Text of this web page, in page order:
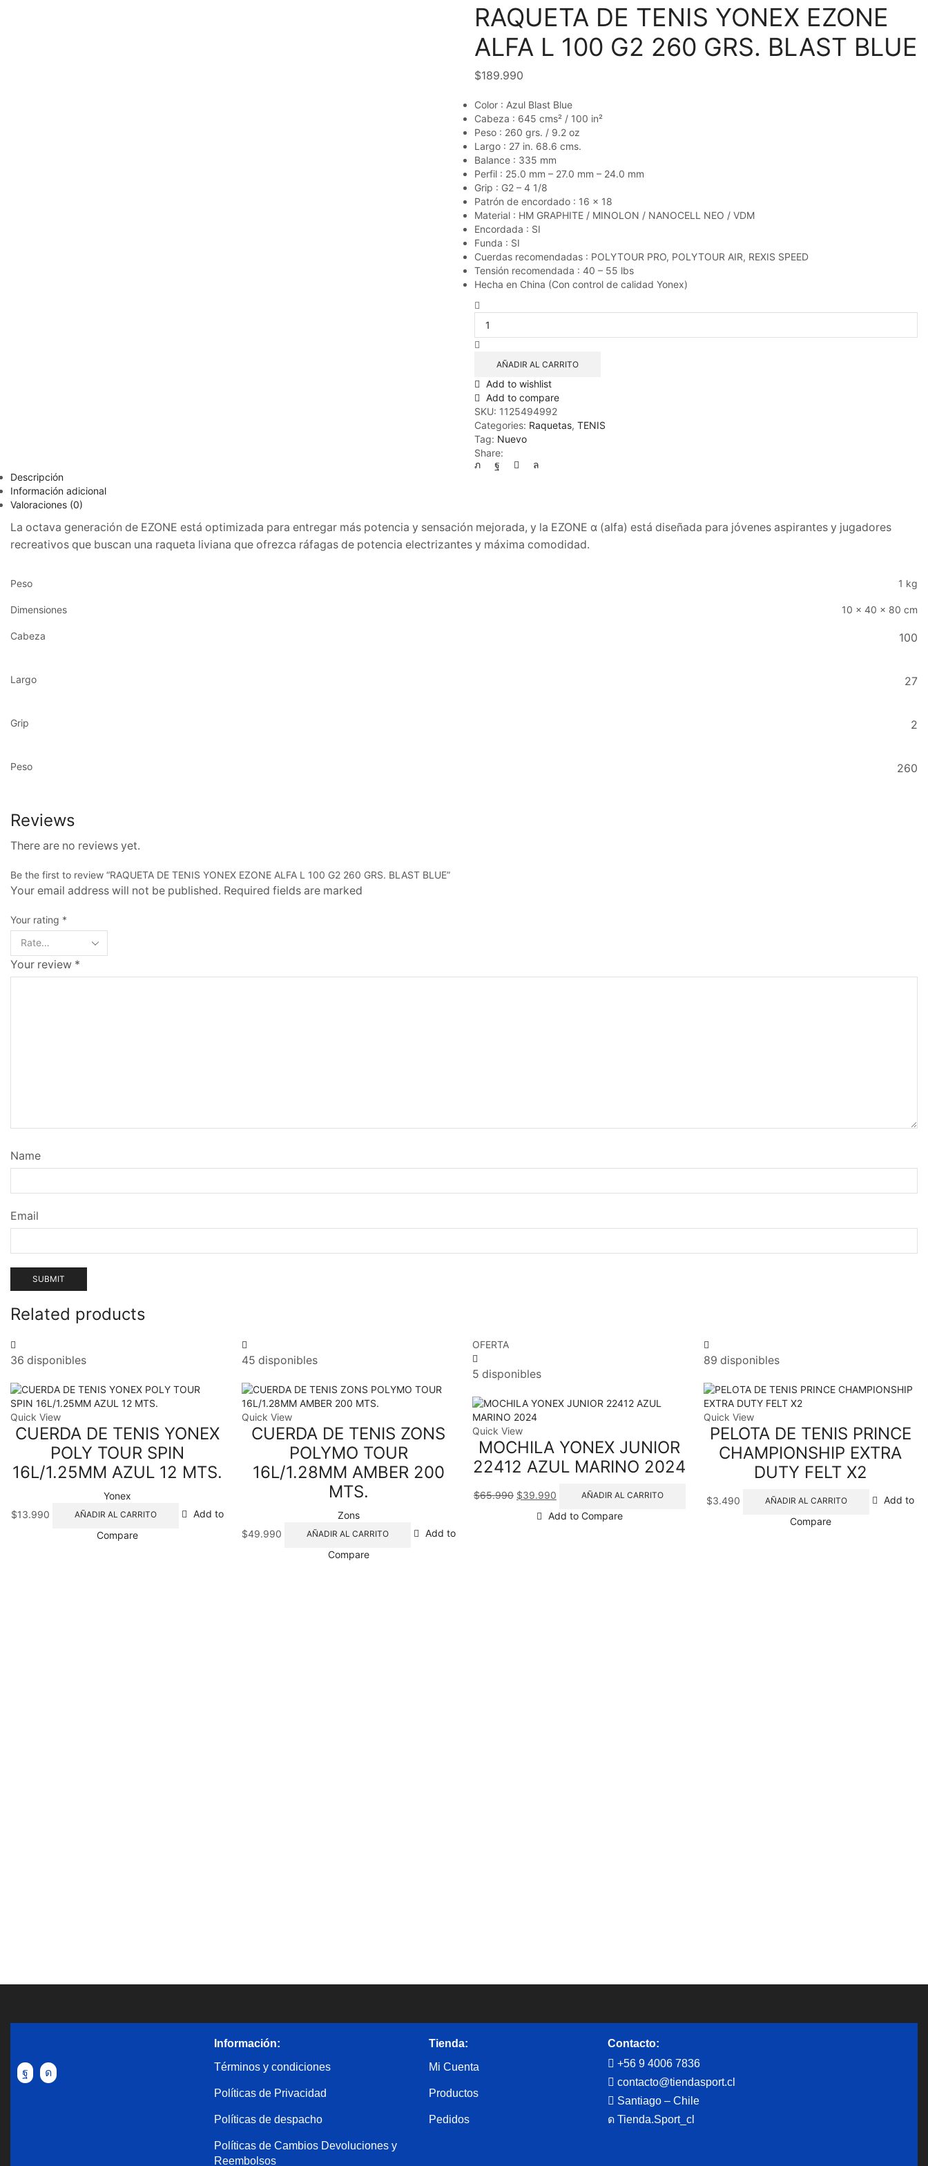
RAQUETA DE TENIS YONEX EZONE
ALFA L 100 G2 260 GRS. BLAST BLUE
$189.990
Color : Azul Blast Blue
Cabeza : 645 cms² / 100 in²
Peso : 260 grs. / 9.2 oz
Largo : 27 in. 68.6 cms.
Balance : 335 mm
Perfil : 25.0 mm – 27.0 mm – 24.0 mm
Grip : G2 – 4 1/8
Patrón de encordado : 16 x 18
Material : HM GRAPHITE / MINOLON / NANOCELL NEO / VDM
Encordada : SI
Funda : SI
Cuerdas recomendadas : POLYTOUR PRO, POLYTOUR AIR, REXIS SPEED
Tensión recomendada : 40 – 55 lbs
Hecha en China (Con control de calidad Yonex)
AÑADIR AL CARRITO
Add to wishlist
Add to compare
SKU: 1125494992
Categories: Raquetas, TENIS
Tag: Nuevo
Share:
Descripción
Información adicional
Valoraciones (0)
La octava generación de EZONE está optimizada para entregar más potencia y sensación mejorada, y la EZONE α (alfa) está diseñada para jóvenes aspirantes y jugadores
recreativos que buscan una raqueta liviana que ofrezca ráfagas de potencia electrizantes y máxima comodidad.
Peso 1 kg
Dimensiones 10 × 40 × 80 cm
Cabeza 100
Largo 27
Grip 2
Peso 260
Reviews
There are no reviews yet.
Be the first to review “RAQUETA DE TENIS YONEX EZONE ALFA L 100 G2 260 GRS. BLAST BLUE”
Your email address will not be published. Required fields are marked
Your rating *
Your review *
Name
Email
Related products
36 disponibles
Quick View
CUERDA DE TENIS YONEX
POLY TOUR SPIN
16L/1.25MM AZUL 12 MTS.
Yonex
$13.990 AÑADIR AL CARRITO
Add to
Compare
45 disponibles
Quick View
CUERDA DE TENIS ZONS
POLYMO TOUR
16L/1.28MM AMBER 200
MTS.
Zons
$49.990 AÑADIR AL CARRITO
Add to
Compare
OFERTA
5 disponibles
Quick View
MOCHILA YONEX JUNIOR
22412 AZUL MARINO 2024
$65.990 $39.990 AÑADIR AL CARRITO
Add to Compare
89 disponibles
Quick View
PELOTA DE TENIS PRINCE
CHAMPIONSHIP EXTRA
DUTY FELT X2
$3.490 AÑADIR AL CARRITO
Add to
Compare
Información:
Términos y condiciones
Políticas de Privacidad
Políticas de despacho
Políticas de Cambios Devoluciones y
Reembolsos
Tienda:
Mi Cuenta
Productos
Pedidos
Contacto:
+56 9 4006 7836
contacto@tiendasport.cl
Santiago – Chile
Tienda.Sport_cl